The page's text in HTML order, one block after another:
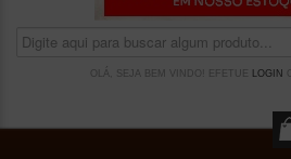
OLÁ, SEJA BEM VINDO! EFETUE LOGIN